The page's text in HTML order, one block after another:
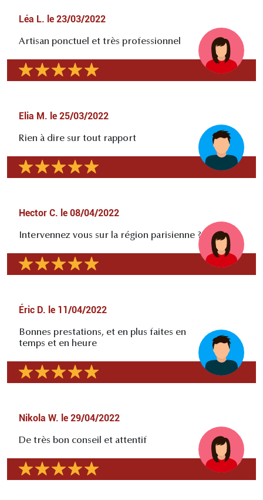
Léa L. le 23/03/2022
Artisan ponctuel et très professionnel
Elia M. le 25/03/2022
Rien à dire sur tout rapport
Hector C. le 08/04/2022
Intervennez vous sur la région parisienne ?
Éric D. le 11/04/2022
Bonnes prestations, et en plus faites en
temps et en heure
Nikola W. le 29/04/2022
De très bon conseil et attentif